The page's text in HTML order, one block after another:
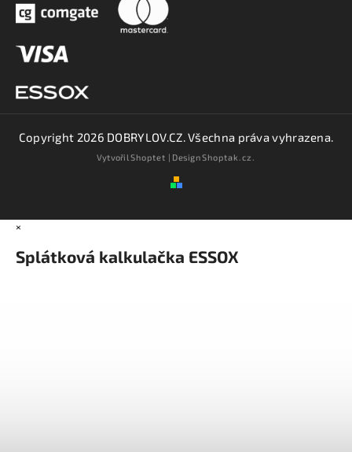
Copyright 2026 DOBRYLOV.CZ. Všechna práva vyhrazena.
VytvořilShoptet | DesignShoptak.cz.
×
Splátková kalkulačka ESSOX